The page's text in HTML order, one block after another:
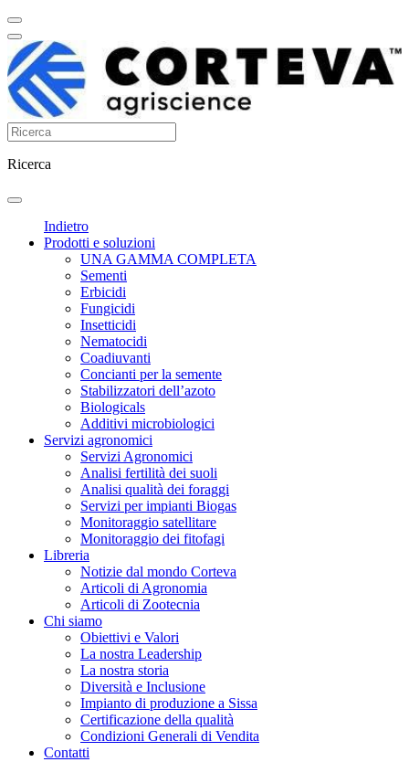
Ricerca
Indietro
Prodotti e soluzioni
UNA GAMMA COMPLETA
Sementi
Erbicidi
Fungicidi
Insetticidi
Nematocidi
Coadiuvanti
Concianti per la semente
Stabilizzatori dell’azoto
Biologicals
Additivi microbiologici
Servizi agronomici
Servizi Agronomici
Analisi fertilità dei suoli
Analisi qualità dei foraggi
Servizi per impianti Biogas
Monitoraggio satellitare
Monitoraggio dei fitofagi
Libreria
Notizie dal mondo Corteva
Articoli di Agronomia
Articoli di Zootecnia
Chi siamo
Obiettivi e Valori
La nostra Leadership
La nostra storia
Diversità e Inclusione
Impianto di produzione a Sissa
Certificazione della qualità
Condizioni Generali di Vendita
Contatti